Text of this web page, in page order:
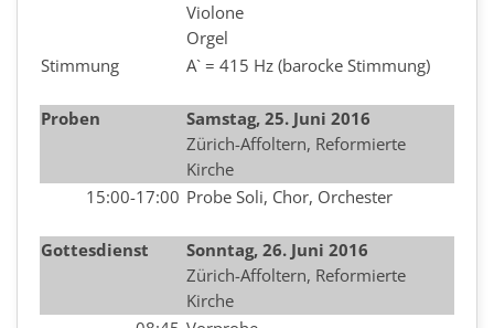
Violone
Orgel
Stimmung
A` = 415 Hz (barocke Stimmung)
Proben
Samstag, 25. Juni 2016
Zürich-Affoltern, Reformierte
Kirche
15:00-17:00 Probe Soli, Chor, Orchester
Gottesdienst
Sonntag, 26. Juni 2016
Zürich-Affoltern, Reformierte
Kirche